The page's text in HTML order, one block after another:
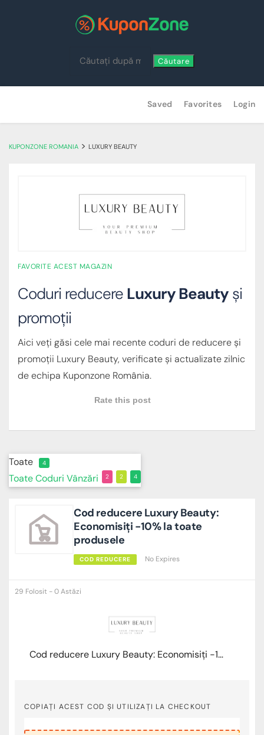
Căutare
content
Saved Favorites Login
KUPONZONE ROMANIA > LUXURY BEAUTY
FAVORITE ACEST MAGAZIN
Coduri reducere Luxury Beauty și
promoții
Aici veți găsi cele mai recente coduri de reducere și
promoții Luxury Beauty, verificate și actualizate zilnic
de echipa Kuponzone România.
Rate this post
Toate 4
Toate 4
Coduri 2
Vânzări 2
Cod reducere Luxury Beauty:
Economisiți -10% la toate
produsele
COD REDUCERE No Expires
29 Folosit - 0 Astăzi
Cod reducere Luxury Beauty: Economisiți -10% la toate produsele
COPIAȚI ACEST COD ȘI UTILIZAȚI LA CHECKOUT